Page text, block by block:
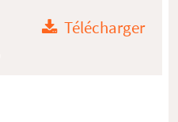
Télécharger